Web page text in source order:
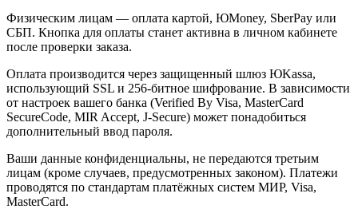
Физическим лицам — оплата картой, ЮMoney, SberPay или
СБП. Кнопка для оплаты станет активна в личном кабинете
после проверки заказа.
Оплата производится через защищенный шлюз ЮKassa,
использующий SSL и 256-битное шифрование. В зависимости
от настроек вашего банка (Verified By Visa, MasterCard
SecureCode, MIR Accept, J-Secure) может понадобиться
дополнительный ввод пароля.
Ваши данные конфиденциальны, не передаются третьим
лицам (кроме случаев, предусмотренных законом). Платежи
проводятся по стандартам платёжных систем МИР, Visa,
MasterCard.